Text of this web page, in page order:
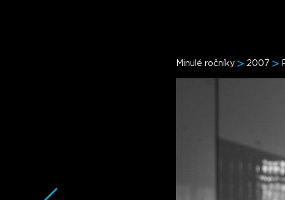
Minulé ročníky 2007